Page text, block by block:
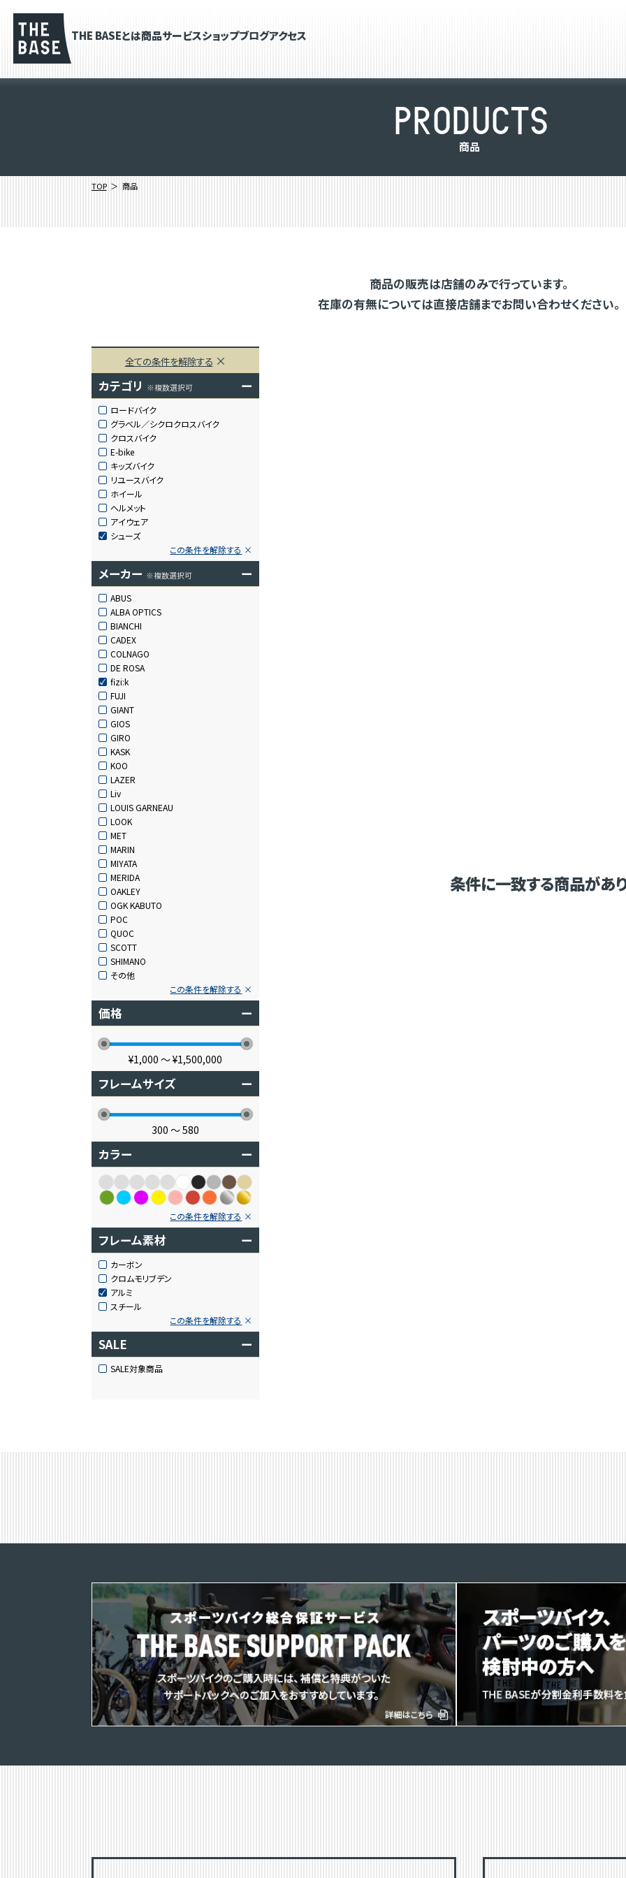
THE BASEとは商品サービスショップブログアクセス
PRODUCTS
商品
TOP 商品
商品の販売は店舗のみで行っています。
在庫の有無については直接店舗までお問い合わせください。
全ての条件を解除する
カテゴリ ※複数選択可 ー
ロードバイク
グラベル／シクロクロスバイク
クロスバイク
E-bike
キッズバイク
リユースバイク
ホイール
ヘルメット
アイウェア
シューズ
この条件を解除する
メーカー ※複数選択可 ー
ABUS
ALBA OPTICS
BIANCHI
CADEX
COLNAGO
DE ROSA
fizi:k
FUJI
GIANT
GIOS
GIRO
KASK
KOO
LAZER
Liv
LOUIS GARNEAU
LOOK
MET
MARIN
MIYATA
MERIDA
OAKLEY
OGK KABUTO
POC
QUOC
SCOTT
SHIMANO
その他
この条件を解除する
価格 ー
¥1,000 〜¥1,500,000
フレームサイズ ー
300 〜580
カラー ー
この条件を解除する
フレーム素材 ー
カーボン
クロムモリブデン
アルミ
スチール
この条件を解除する
SALE ー
SALE対象商品
条件に一致する商品があ